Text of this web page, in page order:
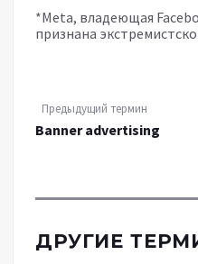
*Meta, владеющая
признана
Предыдущий термин
Banner advertising
ДРУГИЕ